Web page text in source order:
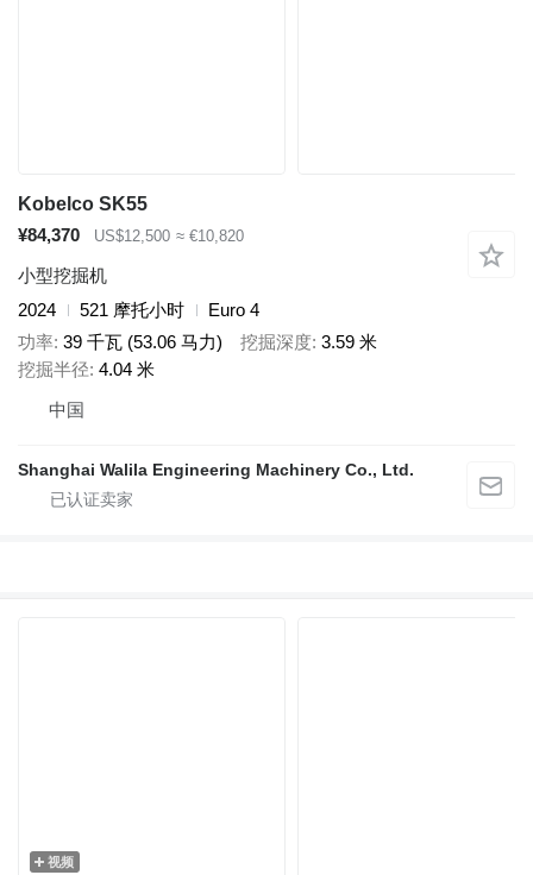
Kobelco SK55
¥84,370
US$12,500 ≈ €10,820
小型挖掘机
2024
521 摩托小时
Euro 4
功率 39 千瓦 (53.06 马力) 挖掘深度 3.59 米
挖掘半径 4.04 米
中国
Shanghai Walila Engineering Machinery Co., Ltd.
视频